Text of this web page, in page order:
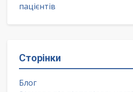
пацієнтів
Сторінки
Блог